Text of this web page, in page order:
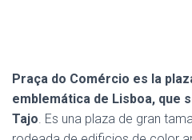
Praça do Comércio es la
emblemática de Lisboa, que
Tajo. Es una plaza de gran